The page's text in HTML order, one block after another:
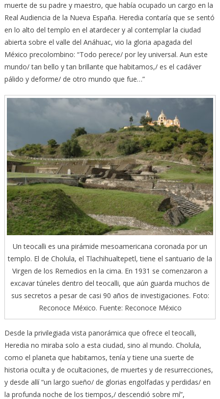
muerte de su padre y maestro, que había ocupado un cargo en la
Real Audiencia de la Nueva España. Heredia contaría que se sentó
en lo alto del templo en el atardecer y al contemplar la ciudad
abierta sobre el valle del Anáhuac, vio la gloria apagada del
México precolombino: “Todo perece/ por ley universal. Aun este
mundo/ tan bello y tan brillante que habitamos,/ es el cadáver
pálido y deforme/ de otro mundo que fue…”
Un teocalli es una pirámide mesoamericana coronada por un
templo. El de Cholula, el Tlachihualtepetl, tiene el santuario de la
Virgen de los Remedios en la cima. En 1931 se comenzaron a
excavar túneles dentro del teocalli, que aún guarda muchos de
sus secretos a pesar de casi 90 años de investigaciones. Foto:
Reconoce México. Fuente: Reconoce México
Desde la privilegiada vista panorámica que ofrece el teocalli,
Heredia no miraba solo a esta ciudad, sino al mundo. Cholula,
como el planeta que habitamos, tenía y tiene una suerte de
historia oculta y de ocultaciones, de muertes y de resurrecciones,
y desde allí “un largo sueño/ de glorias engolfadas y perdidas/ en
la profunda noche de los tiempos,/ descendió sobre mí”,